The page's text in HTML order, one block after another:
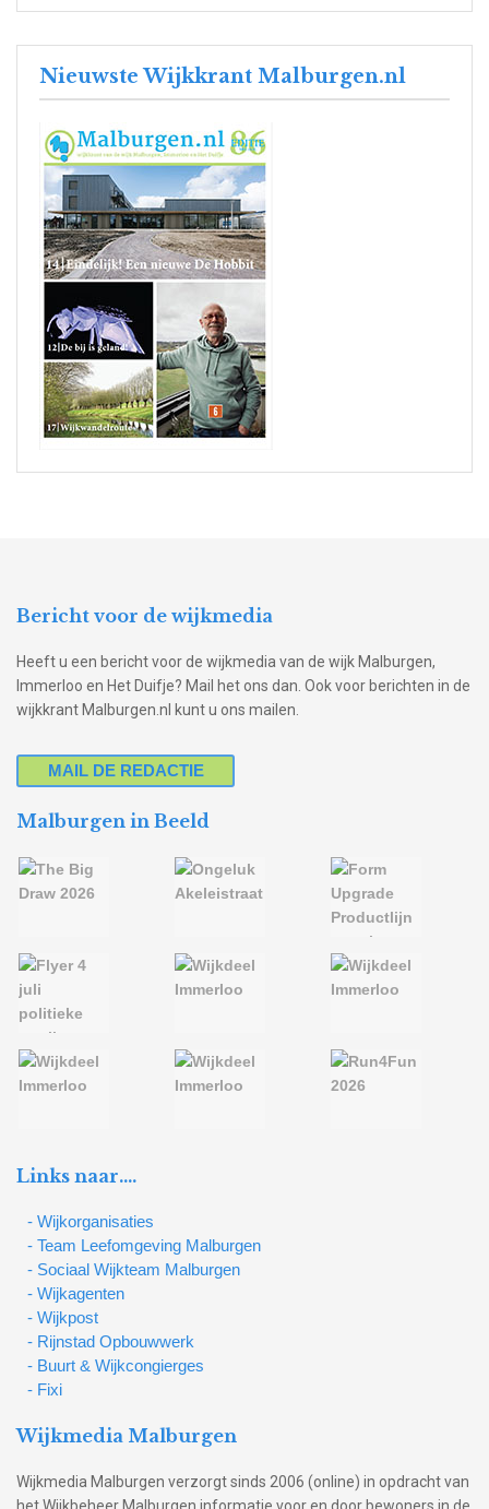
Nieuwste Wijkkrant Malburgen.nl
Bericht voor de wijkmedia
Heeft u een bericht voor de wijkmedia van de wijk Malburgen,
Immerloo en Het Duifje? Mail het ons dan. Ook voor berichten in de
wijkkrant Malburgen.nl kunt u ons mailen.
MAIL DE REDACTIE
Malburgen in Beeld
Links naar….
- Wijkorganisaties
- Team Leefomgeving Malburgen
- Sociaal Wijkteam Malburgen
- Wijkagenten
- Wijkpost
- Rijnstad Opbouwwerk
- Buurt & Wijkcongierges
- Fixi
Wijkmedia Malburgen
Wijkmedia Malburgen verzorgt sinds 2006 (online) in opdracht van